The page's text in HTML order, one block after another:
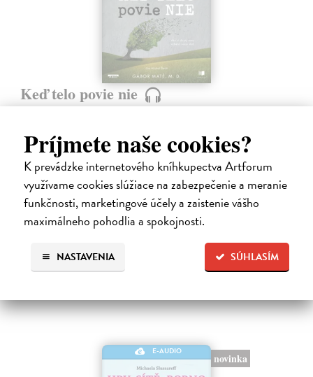
Príjmete naše cookies?
K prevádzke internetového kníhkupectva Artforum
využívame cookies slúžiace na zabezpečenie a meranie
funkčnosti, marketingové účely a zaistenie vášho
maximálneho pohodlia a spokojnosti.
SÚHLASÍM
NASTAVENIA
Keď telo povie nie
uznávaný autor Gábor Maté verí, že spôsob akým premýšľame a
využívame svoju mozgovú kapacitu, má vplyv aj na naše fyzické
zdravie.
Na stiahnutie akoMP3
14,45 €
E-AUDIO
novinka